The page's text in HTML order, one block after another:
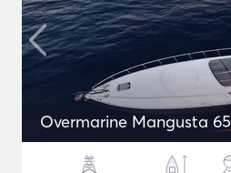
Overmarine Mangusta 65